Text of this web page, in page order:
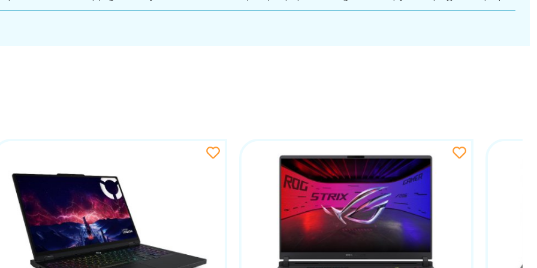
energijom i hlađenjem, čime se osigurava optimalan balans između snage i tišine rada. Ovo je idealno
obradu videa ili rad s kompleksnim aplikacijama.
prikaza, zaslon je idealan i za kreativne zadatke poput obrade fotografija i videa, gdje je svaka nijansa
SSD pohrane, ovaj prijenosnik omogućuje brzo pokretanje sustava, aplikacija i igara bez zastoja. Veliki
dok SSD tehnologija omogućuje iznimno brze prijenose podataka i kraće vrijeme učitavanja.
istovremenom korištenju više zahtjevnih aplikacija.